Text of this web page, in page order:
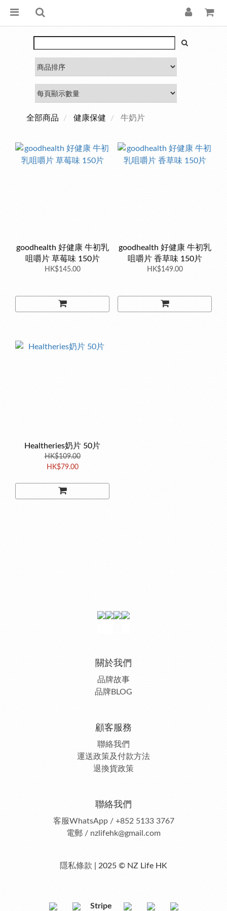
全部商品 健康保健 牛奶片
goodhealth 好健康 牛初乳
咀嚼片 草莓味 150片
HK$145.00
goodhealth 好健康 牛初乳
咀嚼片 香草味 150片
HK$149.00
Healtheries奶片 50片
HK$109.00
HK$79.00
關於我們
品牌故事
品牌BLOG
顧客服務
聯絡我們
運送政策及付款方法
退換貨政策
聯絡我們
客服WhatsApp / +852 5133 3767
電郵 / nzlifehk@gmail.com
隱私條款 | 2025 © NZ Life HK
Stripe